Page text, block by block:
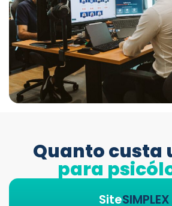
Quanto custa
para
SiteSIMPLEX